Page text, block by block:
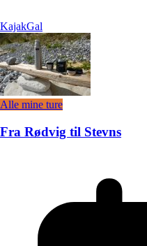
KajakGal
Alle mine ture
Fra Rødvig til Stevns